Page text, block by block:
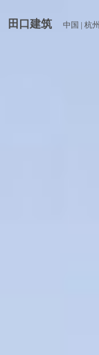
田口建筑 中国 | 杭州